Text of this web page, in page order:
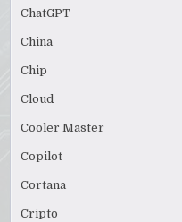
ChatGPT
China
Chip
Cloud
Cooler Master
Copilot
Cortana
Cripto